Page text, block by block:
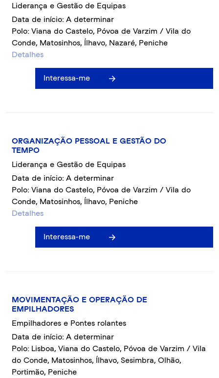
Liderança e Gestão de Equipas
Data de início: A determinar
Polo: Viana do Castelo, Póvoa de Varzim / Vila do
Conde, Matosinhos, Ílhavo, Nazaré, Peniche
Detalhes
Interessa-me
ORGANIZAÇÃO PESSOAL E GESTÃO DO
TEMPO
Liderança e Gestão de Equipas
Data de início: A determinar
Polo: Viana do Castelo, Póvoa de Varzim / Vila do
Conde, Matosinhos, Ílhavo, Peniche
Detalhes
Interessa-me
MOVIMENTAÇÃO E OPERAÇÃO DE
EMPILHADORES
Empilhadores e Pontes rolantes
Data de início: A determinar
Polo: Lisboa, Viana do Castelo, Póvoa de Varzim / Vila
do Conde, Matosinhos, Ílhavo, Sesimbra, Olhão,
Portimão, Peniche